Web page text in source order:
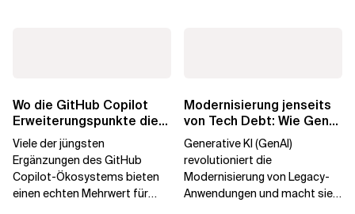
Wo die GitHub Copilot
Erweiterungspunkte die
Governance brechen
Viele der jüngsten
Ergänzungen des GitHub
Copilot-Ökosystems bieten
einen echten Mehrwert für
Modernisierung jenseits
von Tech Debt: Wie GenAI
die
Generative KI (GenAI)
revolutioniert die
Modernisierung von Legacy-
Anwendungen und macht sie